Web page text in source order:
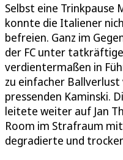
Selbst eine
konnte die Italiener
befreien. Ganz im
der FC unter
verdientermaßen in
zu einfacher
pressenden Kaminski.
leitete weiter auf Jan
Room im Strafraum
degradierte und